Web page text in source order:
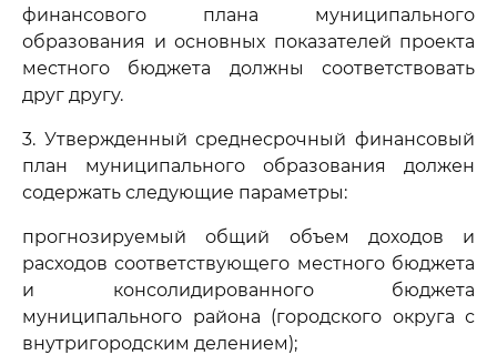
финансового плана муниципального
образования и основных показателей проекта
местного бюджета должны соответствовать
друг другу.
3. Утвержденный среднесрочный финансовый
план муниципального образования должен
содержать следующие параметры:
прогнозируемый общий объем доходов и
расходов соответствующего местного бюджета
и консолидированного бюджета
муниципального района (городского округа с
внутригородским делением);